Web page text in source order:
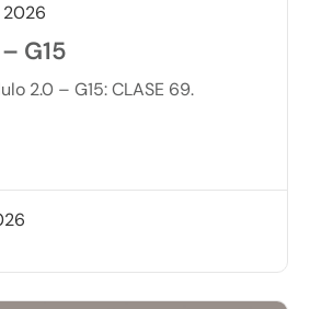
G15
2.0 – G15: CLASE 69.